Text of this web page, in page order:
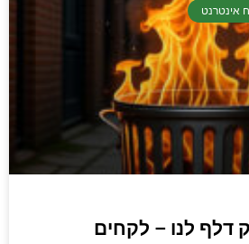
ביצועים, אבטחת מידע ומידע
שגם מתכנתים מנוסים לא תמיד
יודעים.
הכנסו עכשיו
אינטרנט
דלף לנו – לקחים